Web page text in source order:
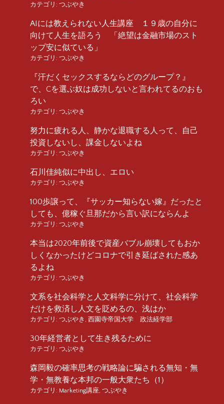
カテゴリ: つぶやき
AIには教えられない人生講座 １９歳の自分に
向けて人生を語ろう 「絶望は金融市場のスト
ップ安に似ている」
カテゴリ: つぶやき
『汗だくセックスするならどのグループ？』
で、Cを選ぶ奴は成功しないと言われてるのおも
ろい
カテゴリ: つぶやき
努力に疲れる人、静かな退職する人って、自己
投資しないし、課金しないよね
カテゴリ: つぶやき
石川佳純似に中出し、エロい
カテゴリ: つぶやき
100歩譲って、『サッカー知らない嫁』だったと
しても、億稼ぐ旦那だから言い訳にならんよ
カテゴリ: つぶやき
本当は2020年前後で資産バブル崩壊してもおか
しくなかったけどコロナで引き延ばされた感あ
るよね
カテゴリ: つぶやき
文系を社会科学と人文科学に分けて、社会科学
だけを救済し人文を貶めるの、浅はか
カテゴリ: つぶやき 西園寺帝国大学 政法経学部
30年経営者として生き残るために
カテゴリ: つぶやき
森岡毅の確率思考の戦略論に騙される無知・無
学・無教養な本邦の一般大衆たち（1）
カテゴリ: Marketing講座 つぶやき